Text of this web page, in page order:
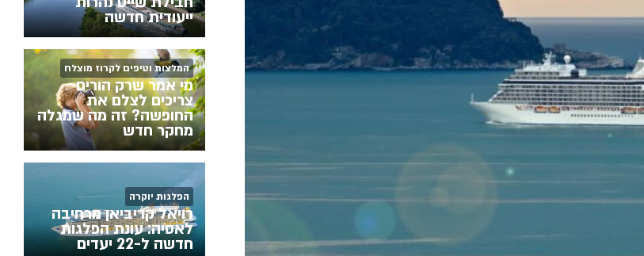
ייעודית חדשה
המלצות וטיפים לקרוז מוצלח
מי אמר שרק הורים
צריכים לצלם את
החופשה? זה מה שמגלה
מחקר חדש
הפלגות יוקרה
רויאל קריביאן מרחיבה
לאסיה: עונת הפלגות
חדשה ל-22 יעדים